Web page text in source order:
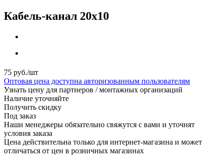
Кабель-канал 20x10
75 руб./шт
Оптовая цена доступна авторизованным пользователям
Узнать цену для партнеров / монтажных организаций
Наличие уточняйте
Получить скидку
Под заказ
Наши менеджеры обязательно свяжутся с вами и уточнят
условия заказа
Цена действительна только для интернет-магазина и может
отличаться от цен в розничных магазинах